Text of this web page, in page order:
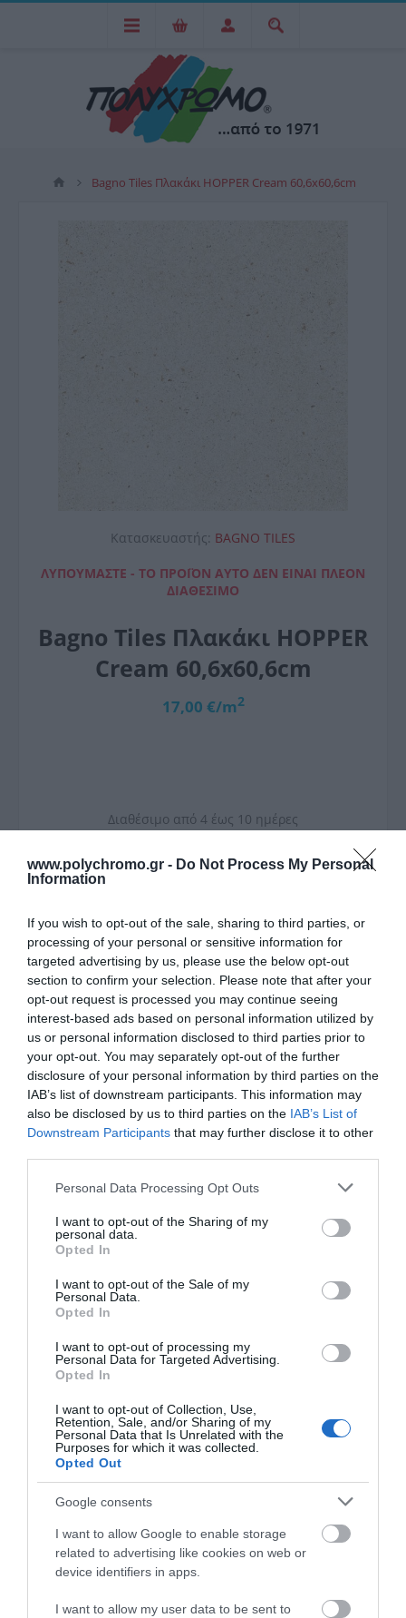
www.polychromo.gr - Do Not Process My Personal
Information
If you wish to opt-out of the sale, sharing to third parties, or
processing of your personal or sensitive information for
targeted advertising by us, please use the below opt-out
section to confirm your selection. Please note that after your
opt-out request is processed you may continue seeing
interest-based ads based on personal information utilized by
us or personal information disclosed to third parties prior to
your opt-out. You may separately opt-out of the further
disclosure of your personal information by third parties on the
IAB’s list of downstream participants. This information may
also be disclosed by us to third parties on the IAB’s List of
Downstream Participants that may further disclose it to other
Please note that this website/app uses one or more Google
not limited to your visit or usage behaviour. You may click to
grant or deny consent to Google and its third-party tags to
use your data for below specified purposes in below Google
consent section.
Personal Data Processing Opt Outs
I want to opt-out of the Sharing of my
personal data.
Opted In
I want to opt-out of the Sale of my
Personal Data.
Opted In
I want to opt-out of processing my
Personal Data for Targeted Advertising.
Opted In
I want to opt-out of Collection, Use,
Retention, Sale, and/or Sharing of my
Personal Data that Is Unrelated with the
Purposes for which it was collected.
Opted Out
Google consents
I want to allow Google to enable storage
related to advertising like cookies on web or
device identifiers in apps.
I want to allow my user data to be sent to
Bagno Tiles Πλακάκι HOPPER Cream 60,6x60,6cm
Κατασκευαστής: BAGNO TILES
ΛΥΠΟΎΜΑΣΤΕ - ΤΟ ΠΡΟΪΌΝ ΑΥΤΌ ΔΕΝ ΕΊΝΑΙ ΠΛΈΟΝ
ΔΙΑΘΈΣΙΜΟ
Bagno Tiles Πλακάκι HOPPER
Cream 60,6x60,6cm
17,00 €/m2
Διαθέσιμο από 4 έως 10 ημέρες
ΚΩΔΙΚΟΣ: HOPC6060
m2 / κιβώτιο: 1,84
Απαραίτητα κιβώτια:
Συνολική τιμή: 0
ΠΕΡΙΓΡΑΦΉ
Περιγραφή:
πορσελανάτο
τοποθέτηση σε δάπεδο και σε τοίχο
ματ
Σε μερικές περιπτώσεις ο χρωματισμός πλακιδίου
ενδέχεται να διαφέρει από την φωτογραφία.
Το προϊόν πωλείται σε συσκευασία κιβωτίου 1,84 m²,